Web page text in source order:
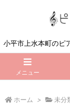
小平市上水本町のピ
メニュー
ホーム > 未分